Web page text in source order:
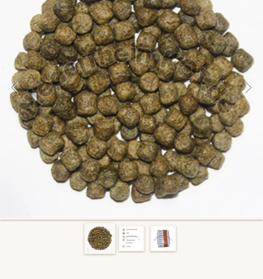
PRODUKTINFORMATIONEN